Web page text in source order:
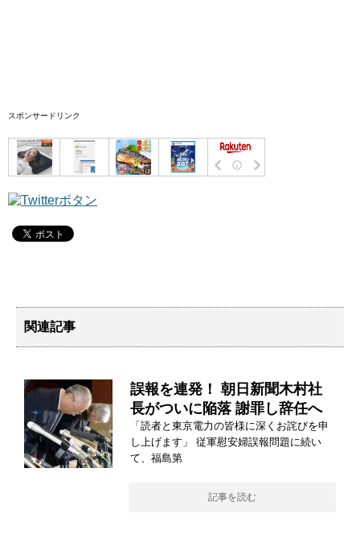
スポンサードリンク
関連記事
誤報を連発！ 朝日新聞木村社
長がついに陥落 謝罪し辞任へ
「読者と東京電力の皆様に深くお詫びを申
し上げます」 従軍慰安婦誤報問題に続い
て、福島第
記事を読む